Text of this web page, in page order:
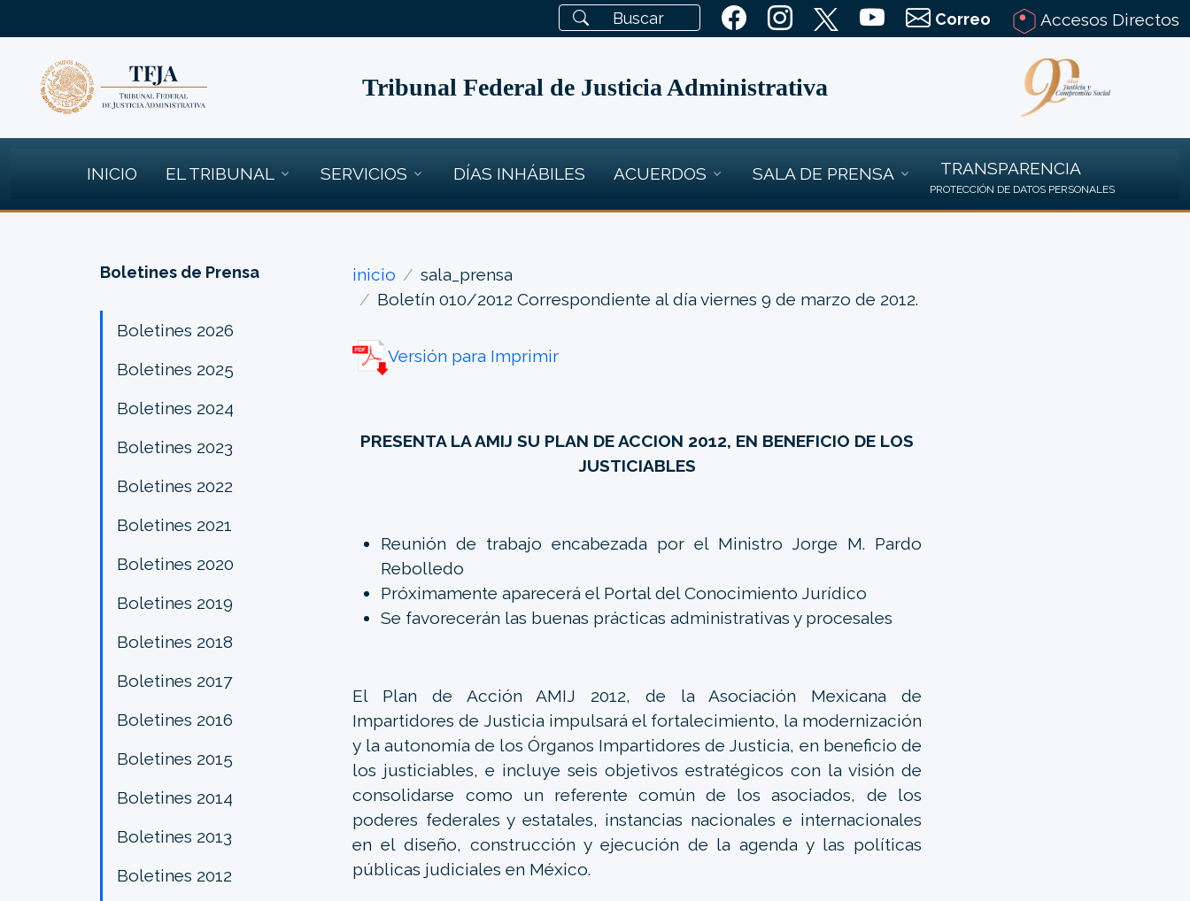
Correo Accesos Directos
Tribunal Federal de Justicia Administrativa
INICIO EL TRIBUNAL SERVICIOS DÍAS INHÁBILES ACUERDOS SALA DE PRENSA TRANSPARENCIA
PROTECCIÓN DE DATOS PERSONALES
Boletines de Prensa
Boletines 2026
Boletines 2025
Boletines 2024
Boletines 2023
Boletines 2022
Boletines 2021
Boletines 2020
Boletines 2019
Boletines 2018
Boletines 2017
Boletines 2016
Boletines 2015
Boletines 2014
Boletines 2013
Boletines 2012
inicio
sala_prensa
Boletín 010/2012 Correspondiente al día viernes 9 de marzo de 2012.
Versión para Imprimir
PRESENTA LA AMIJ SU PLAN DE ACCION 2012, EN BENEFICIO DE LOS
JUSTICIABLES
Reunión de trabajo encabezada por el Ministro Jorge M. Pardo
Rebolledo
Próximamente aparecerá el Portal del Conocimiento Jurídico
Se favorecerán las buenas prácticas administrativas y procesales
El Plan de Acción AMIJ 2012, de la Asociación Mexicana de
Impartidores de Justicia impulsará el fortalecimiento, la modernización
y la autonomía de los Órganos Impartidores de Justicia, en beneficio de
los justiciables, e incluye seis objetivos estratégicos con la visión de
consolidarse como un referente común de los asociados, de los
poderes federales y estatales, instancias nacionales e internacionales
en el diseño, construcción y ejecución de la agenda y las políticas
públicas judiciales en México.